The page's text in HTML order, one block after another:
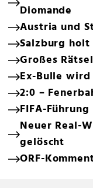
Diomande
Austria und
Salzburg holt
Großes
Ex-Bulle
2:0 –
FIFA-
Neuer Real-
gelöscht
ORF-